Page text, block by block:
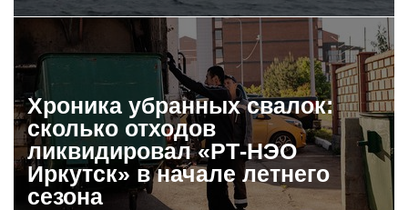
Хроника убранных свалок:
сколько отходов
ликвидировал «РТ-НЭО
Иркутск» в начале летнего
сезона